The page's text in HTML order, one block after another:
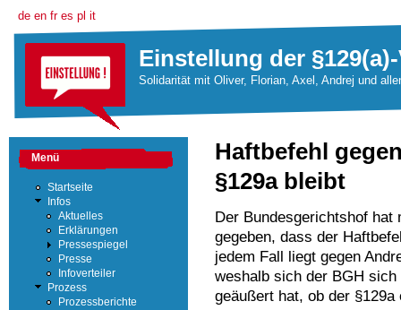
de en fr es pl it
Einstellung der
Solidarität mit Oliver, Florian, Axel, Andrej und
Haftbefehl
§129a bleibt
Der Bundesgerichtshof hat
gegeben, dass der
jedem Fall liegt gegen
weshalb sich der BGH
geäußert hat, ob der §129a
Menü
Startseite
Infos
Aktuelles
Erklärungen
Pressespiegel
Presse
Infoverteiler
Prozess
Prozessberichte